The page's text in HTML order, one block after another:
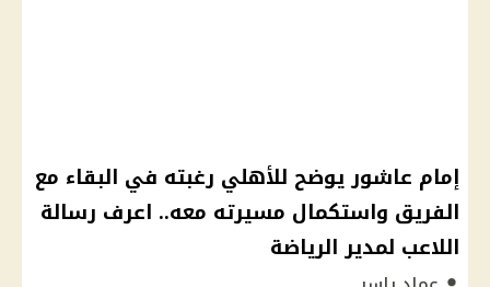
إمام عاشور يوضح للأهلي رغبته في البقاء مع
الفريق واستكمال مسيرته معه.. اعرف رسالة
اللاعب لمدير الرياضة